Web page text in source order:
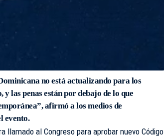
no está actualizando para los
y las penas están por debajo de lo que
afirmó a los medios de
evento.
llamado al Congreso para aprobar nuevo Código